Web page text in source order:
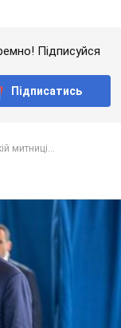
Підписуйся
Підписатись
митниці...